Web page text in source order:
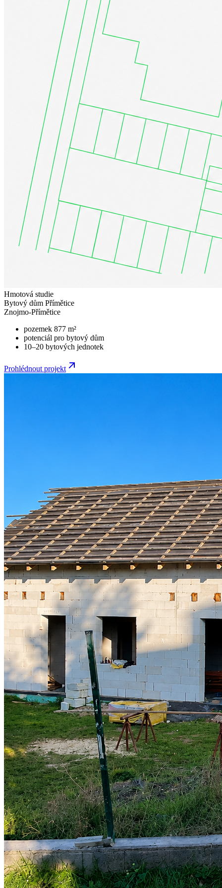
Hmotová studie
Bytový dům Přímětice
Znojmo-Přímětice
pozemek 877 m²
potenciál pro bytový dům
10–20 bytových jednotek
Prohlédnout projekt